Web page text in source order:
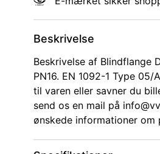
Beskrivelse
Beskrivelse af Blindflange
PN16. EN 1092-1 Type
til varen eller savner du
send os en mail på
ønskede informationer